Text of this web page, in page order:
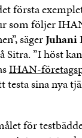
första
som följer
sägerJuhani
Sitra. ”I höst
IHAN-
sina nya
för